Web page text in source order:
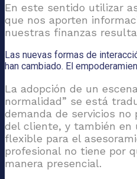
En este sentido utilizar
que nos aporten
nuestras finanzas
Las nuevas formas de
han cambiado. El
La adopción de un
normalidad” se está
demanda de servicios no
del cliente, y también en
flexible para el
profesional no tiene por
manera presencial.